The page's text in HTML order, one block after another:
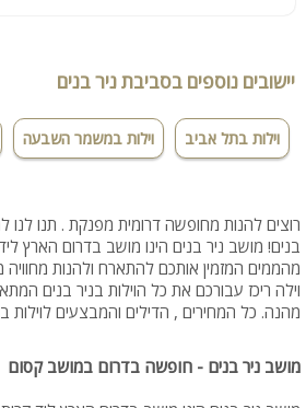
יישובים נוספים בסביבת ניר בנים
וילות בתל אביב וילות במשמר השבעה
רוצים להנות מחופשה דרומית מפנקת . תנו לנו
בנים! מושב ניר בנים הינו מושב בדרום הארץ
מהממים המזמין אותכם להתארח ולהנות
וילה ריכז עבורכם את כל הוילות בניר בנים
מהנה. כל המחירים , הדילים והמבצעים לוילות
מושב ניר בנים - חופשה בדרום במושב קסום